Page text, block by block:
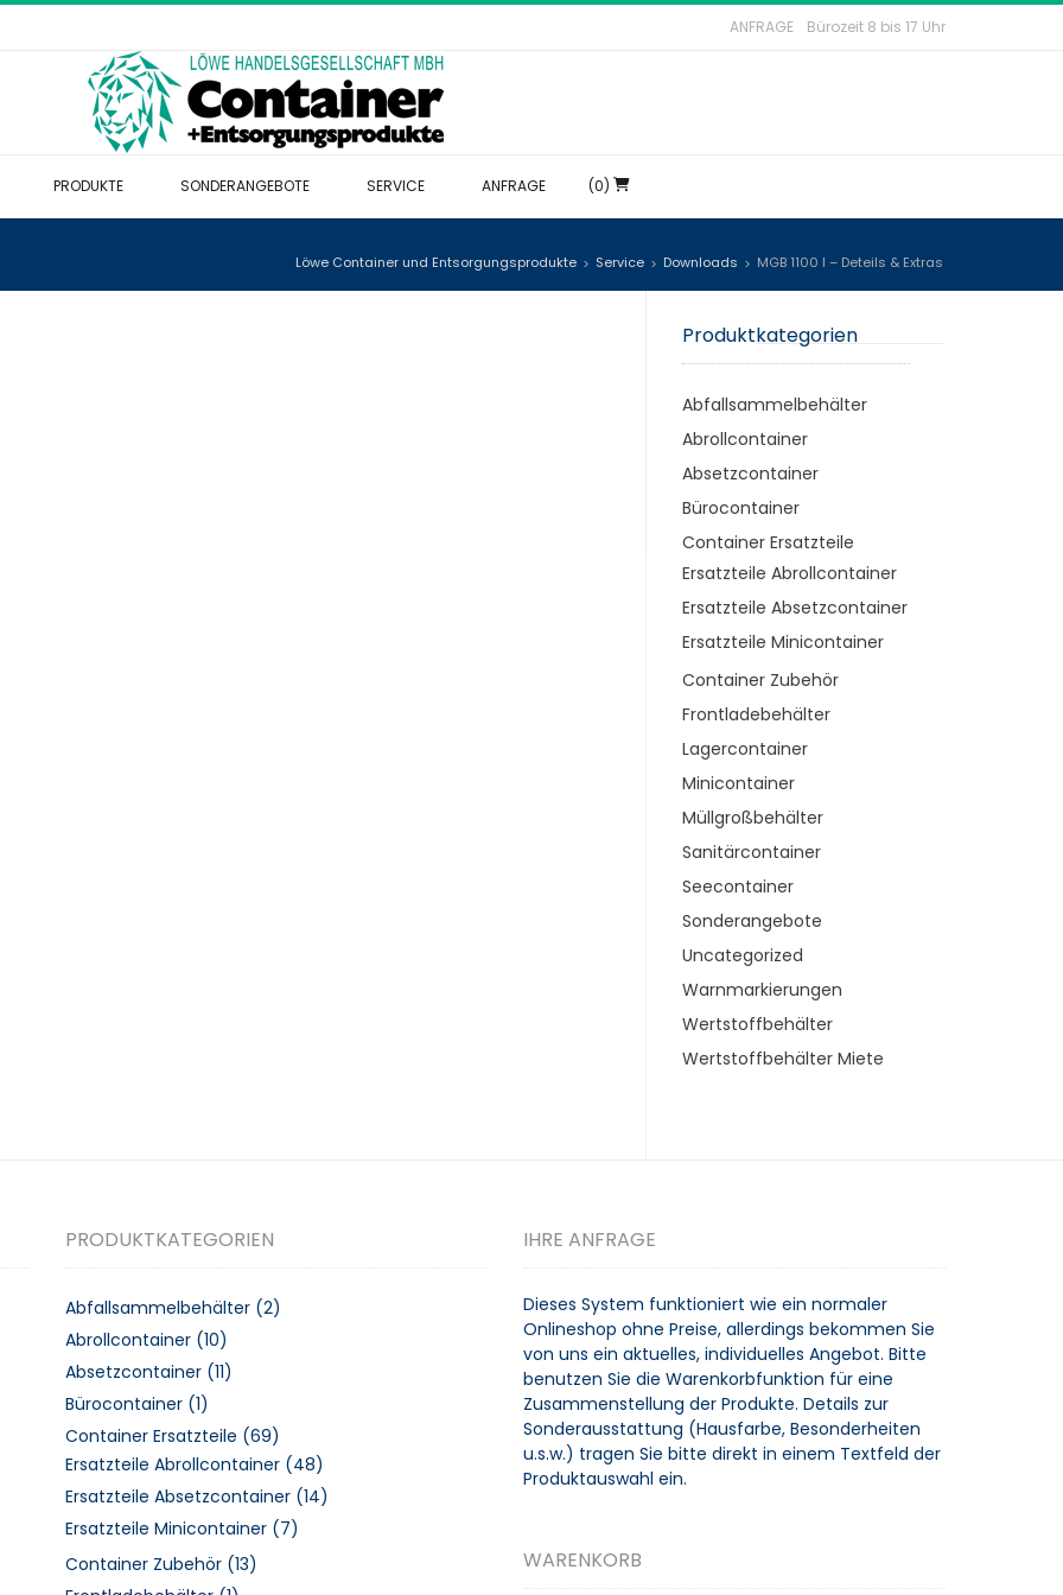
ANFRAGE Bürozeit 8 bis 17 Uhr
PRODUKTE SONDERANGEBOTE SERVICE ANFRAGE (0)
Löwe Container und Entsorgungsprodukte > Service > Downloads > MGB 1100 l – Deteils & Extras
Produktkategorien
Abfallsammelbehälter
Abrollcontainer
Absetzcontainer
Bürocontainer
Container Ersatzteile
Ersatzteile Abrollcontainer
Ersatzteile Absetzcontainer
Ersatzteile Minicontainer
Container Zubehör
Frontladebehälter
Lagercontainer
Minicontainer
Müllgroßbehälter
Sanitärcontainer
Seecontainer
Sonderangebote
Uncategorized
Warnmarkierungen
Wertstoffbehälter
Wertstoffbehälter Miete
PRODUKTKATEGORIEN
Abfallsammelbehälter (2)
Abrollcontainer (10)
Absetzcontainer (11)
Bürocontainer (1)
Container Ersatzteile (69)
Ersatzteile Abrollcontainer (48)
Ersatzteile Absetzcontainer (14)
Ersatzteile Minicontainer (7)
Container Zubehör (13)
IHRE ANFRAGE
Dieses System funktioniert wie ein normaler
Onlineshop ohne Preise, allerdings bekommen Sie
von uns ein aktuelles, individuelles Angebot. Bitte
benutzen Sie die Warenkorbfunktion für eine
Zusammenstellung der Produkte. Details zur
Sonderausstattung (Hausfarbe, Besonderheiten
u.s.w.) tragen Sie bitte direkt in einem Textfeld der
Produktauswahl ein.
WARENKORB